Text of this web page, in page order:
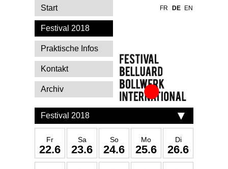
Festival Belluard
International
Festival 2018
Fr
22.6
Sa
23.6
So
24.6
Mo
25.6
Di
26.6
Start
Festival 2018
Praktische Infos
Kontakt
Archiv
FR DE EN